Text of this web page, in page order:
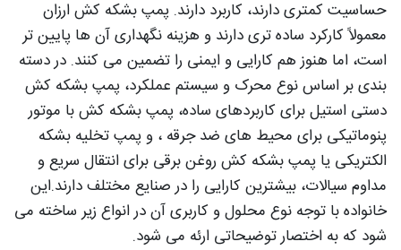
حساسیت کمتری دارند، کاربرد دارند. پمپ بشکه کش ارزان
معمولاً کارکرد ساده تری دارند و هزینه نگهداری آن ها پایین تر
است، اما هنوز هم کارایی و ایمنی را تضمین می کنند. در دسته
بندی بر اساس نوع محرک و سیستم عملکرد، پمپ بشکه کش
دستی استیل برای کاربردهای ساده، پمپ بشکه کش با موتور
پنوماتیکی برای محیط های ضد جرقه ، و پمپ تخلیه بشکه
الکتریکی یا پمپ بشکه کش روغن برقی برای انتقال سریع و
مداوم سیالات، بیشترین کارایی را در صنایع مختلف دارند.این
خانواده با توجه نوع محلول و کاربری آن در انواع زیر ساخته می
شود که به اختصار توضیحاتی ارئه می شود.